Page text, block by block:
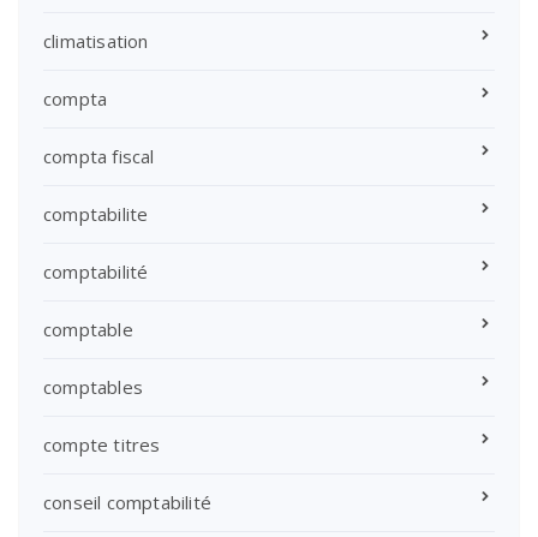
climatisation
compta
compta fiscal
comptabilite
comptabilité
comptable
comptables
compte titres
conseil comptabilité